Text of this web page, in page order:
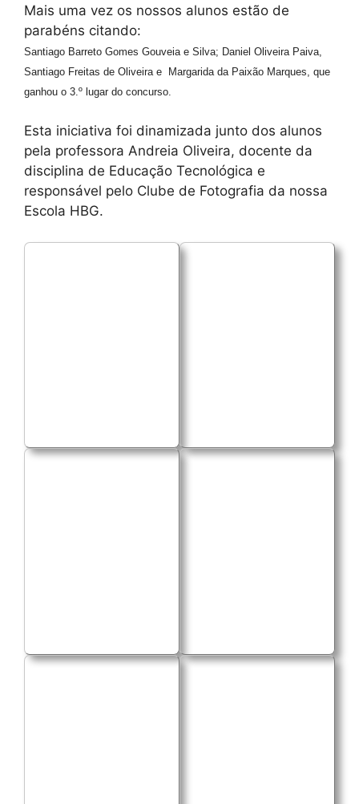
Mais uma vez os nossos alunos estão de
parabéns citando:
Santiago Barreto Gomes Gouveia e Silva; Daniel Oliveira Paiva,
Santiago Freitas de Oliveira e Margarida da Paixão Marques, que
ganhou o 3.º lugar do concurso.
Esta iniciativa foi dinamizada junto dos alunos
pela professora Andreia Oliveira, docente da
disciplina de Educação Tecnológica e
responsável pelo Clube de Fotografia da nossa
Escola HBG.